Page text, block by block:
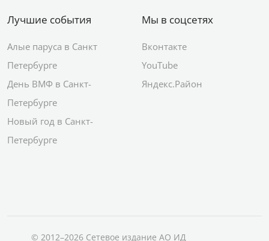
Лучшие события
Алые паруса в Санкт
Петербурге
День ВМФ в Санкт-
Петербурге
Новый год в Санкт-
Петербурге
Мы в соцсетях
Вконтакте
YouTube
Яндекс.Район
© 2012–2026 Сетевое издание АО ИД